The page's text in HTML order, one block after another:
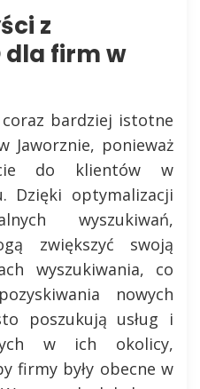
z
dla firm w
coraz bardziej istotne
Jaworznie, ponieważ
do klientów w
Dzięki optymalizacji
wyszukiwań,
zwiększyć swoją
wyszukiwania, co
nowych
poszukują usług i
w ich okolicy,
firmy były obecne w